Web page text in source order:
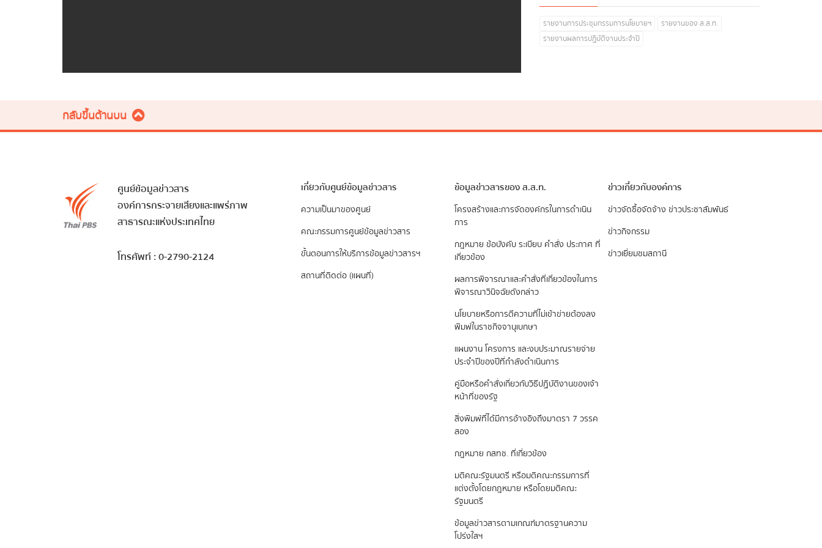
รายงานการประชุมกรรมการนโยบายฯ
รายงานของ ส.ส.ท.
รายงานผลการปฏิบัติงานประจำปี
กลับขึ้นด้านบน
ศูนย์ข้อมูลข่าวสาร
องค์การกระจายเสียงและแพร่ภาพ
สาธารณะแห่งประเทศไทย
โทรศัพท์ : 0-2790-2124
เกี่ยวกับศูนย์ข้อมูลข่าวสาร
ความเป็นมาของศูนย์
คณะกรรมการศูนย์ข้อมูลข่าวสาร
ขั้นตอนการให้บริการข้อมูลข่าวสารฯ
สถานที่ติดต่อ (แผนที่)
ข้อมูลข่าวสารของ ส.ส.ท.
​โครงสร้างและการจัดองค์กรในการดำเนิน
การ
กฎหมาย ข้อบังคับ ระเบียบ คำสั่ง ประกาศ ที่
เกี่ยวข้อง
ผลการพิจารณาและคำสั่งที่เกี่ยวข้องในการ
พิจารณาวินิจฉัยดังกล่าว
นโยบายหรือการตีความที่ไม่เข้าข่ายต้องลง
พิมพ์ในราชกิจจานุเบกษา
แผนงาน โครงการ และงบประมาณรายจ่าย
ประจำปีของปีที่กำลังดำเนินการ
คู่มือหรือคำสั่งเกี่ยวกับวิธีปฏิบัติงานของเจ้า
หน้าที่ของรัฐ
สิ่งพิมพ์ที่ได้มีการอ้างอิงถึงมาตรา 7 วรรค
สอง
กฎหมาย กสทช. ที่เกี่ยวข้อง
มติคณะรัฐมนตรี หรือมติคณะกรรมการที่
แต่งตั้งโดยกฎหมาย หรือโดยมติคณะ
รัฐมนตรี
ข้อมูลข่าวสารตามเกณฑ์มาตรฐานความ
โปร่งใสฯ
ข่าวเกี่ยวกับองค์การ
ข่าวจัดซื้อจัดจ้าง ข่าวประชาสัมพันธ์
ข่าวกิจกรรม
ข่าวเยี่ยมชมสถานี